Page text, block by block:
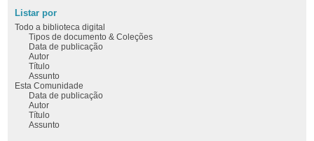
Listar por
Todo a biblioteca digital
Tipos de documento & Coleções
Data de publicação
Autor
Título
Assunto
Esta Comunidade
Data de publicação
Autor
Título
Assunto